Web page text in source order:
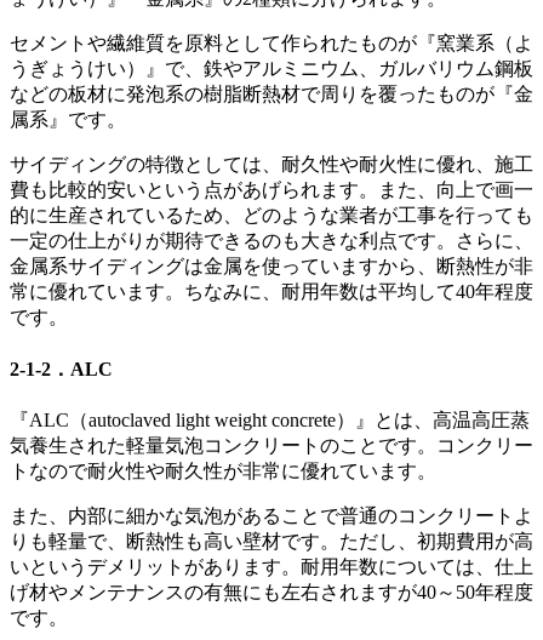
セメントや繊維質を原料として作られたものが『窯業系（よ
うぎょうけい）』で、鉄やアルミニウム、ガルバリウム鋼板
などの板材に発泡系の樹脂断熱材で周りを覆ったものが『金
属系』です。
サイディングの特徴としては、耐久性や耐火性に優れ、施工
費も比較的安いという点があげられます。また、向上で画一
的に生産されているため、どのような業者が工事を行っても
一定の仕上がりが期待できるのも大きな利点です。さらに、
金属系サイディングは金属を使っていますから、断熱性が非
常に優れています。ちなみに、耐用年数は平均して40年程度
です。
2-1-2．ALC
『ALC（autoclaved light weight concrete）』とは、高温高圧蒸
気養生された軽量気泡コンクリートのことです。コンクリー
トなので耐火性や耐久性が非常に優れています。
また、内部に細かな気泡があることで普通のコンクリートよ
りも軽量で、断熱性も高い壁材です。ただし、初期費用が高
いというデメリットがあります。耐用年数については、仕上
げ材やメンテナンスの有無にも左右されますが40～50年程度
です。